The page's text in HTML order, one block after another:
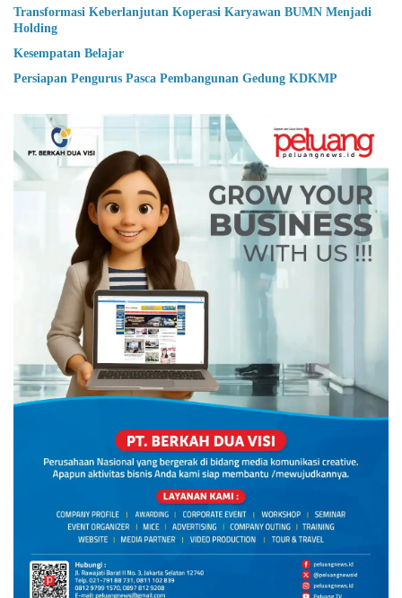
Transformasi Keberlanjutan Koperasi Karyawan BUMN Menjadi
Holding
Kesempatan Belajar
Persiapan Pengurus Pasca Pembangunan Gedung KDKMP